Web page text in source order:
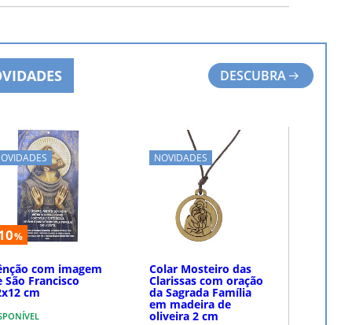
DESCUBRA
%
com imagem
São Francisco
cm
NOVIDADES
Colar Mosteiro das
Clarissas com oração
da Sagrada Família
em madeira de
oliveira 2 cm